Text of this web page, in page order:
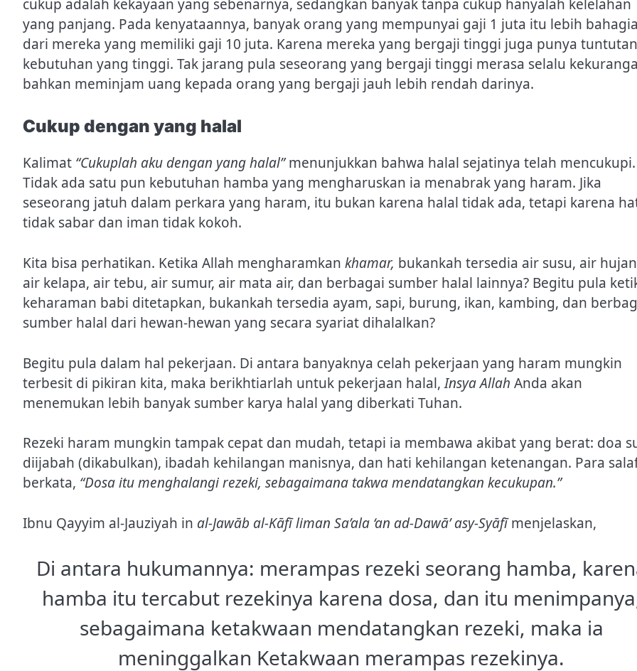
cukup adalah kekayaan yang sebenarnya, sedangkan banyak tanpa cukup hanyalah kelelahan
yang panjang. Pada kenyataannya, banyak orang yang mempunyai gaji 1 juta itu lebih bahagia
dari mereka yang memiliki gaji 10 juta. Karena mereka yang bergaji tinggi juga punya tuntutan
kebutuhan yang tinggi. Tak jarang pula seseorang yang bergaji tinggi merasa selalu
bahkan meminjam uang kepada orang yang bergaji jauh lebih rendah darinya.
Cukup dengan yang halal
Kalimat “Cukuplah aku dengan yang halal”menunjukkan bahwa halal sejatinya telah mencukupi.
Tidak ada satu pun kebutuhan hamba yang mengharuskan ia menabrak yang haram. Jika
seseorang jatuh dalam perkara yang haram, itu bukan karena halal tidak ada, tetapi karena
tidak sabar dan iman tidak kokoh.
Kita bisa perhatikan. Ketika Allah mengharamkan khamar, bukankah tersedia air susu, air
air kelapa, air tebu, air sumur, air mata air, dan berbagai sumber halal lainnya? Begitu pula
keharaman babi ditetapkan, bukankah tersedia ayam, sapi, burung, ikan, kambing, dan
sumber halal dari hewan-hewan yang secara syariat dihalalkan?
Begitu pula dalam hal pekerjaan. Di antara banyaknya celah pekerjaan yang haram mungkin
terbesit di pikiran kita, maka berikhtiarlah untuk pekerjaan halal,Insya Allah Anda akan
menemukan lebih banyak sumber karya halal yang diberkati Tuhan.
Rezeki haram mungkin tampak cepat dan mudah, tetapi ia membawa akibat yang berat: doa
diijabah (dikabulkan), ibadah kehilangan manisnya, dan hati kehilangan ketenangan. Para
berkata, “Dosa itu menghalangi rezeki, sebagaimana takwa mendatangkan kecukupan.”
Ibnu Qayyim al-Jauziyah in al-Jawāb al-Kāfī liman Sa’ala ‘an ad-Dawā’ asy-Syāfīmenjelaskan,
Di antara hukumannya: merampas rezeki seorang hamba,
hamba itu tercabut rezekinya karena dosa, dan itu
sebagaimana ketakwaan mendatangkan rezeki, maka ia
meninggalkan Ketakwaan merampas rezekinya.